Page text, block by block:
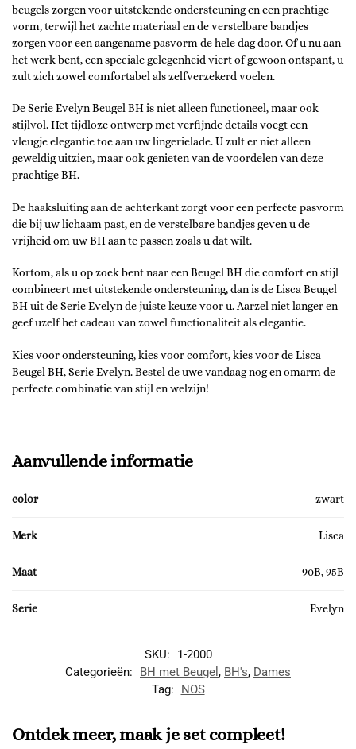
beugels zorgen voor uitstekende ondersteuning en een prachtige
vorm, terwijl het zachte materiaal en de verstelbare bandjes
zorgen voor een aangename pasvorm de hele dag door. Of u nu aan
het werk bent, een speciale gelegenheid viert of gewoon ontspant, u
zult zich zowel comfortabel als zelfverzekerd voelen.
De Serie Evelyn Beugel BH is niet alleen functioneel, maar ook
stijlvol. Het tijdloze ontwerp met verfijnde details voegt een
vleugje elegantie toe aan uw lingerielade. U zult er niet alleen
geweldig uitzien, maar ook genieten van de voordelen van deze
prachtige BH.
De haaksluiting aan de achterkant zorgt voor een perfecte pasvorm
die bij uw lichaam past, en de verstelbare bandjes geven u de
vrijheid om uw BH aan te passen zoals u dat wilt.
Kortom, als u op zoek bent naar een Beugel BH die comfort en stijl
combineert met uitstekende ondersteuning, dan is de Lisca Beugel
BH uit de Serie Evelyn de juiste keuze voor u. Aarzel niet langer en
geef uzelf het cadeau van zowel functionaliteit als elegantie.
Kies voor ondersteuning, kies voor comfort, kies voor de Lisca
Beugel BH, Serie Evelyn. Bestel de uwe vandaag nog en omarm de
perfecte combinatie van stijl en welzijn!
Aanvullende informatie
color zwart
Merk Lisca
Maat 90B, 95B
Serie Evelyn
SKU:
1-2000
Categorieën:
BH met Beugel , BH's, Dames
Tag:
NOS
Ontdek meer, maak je set compleet!